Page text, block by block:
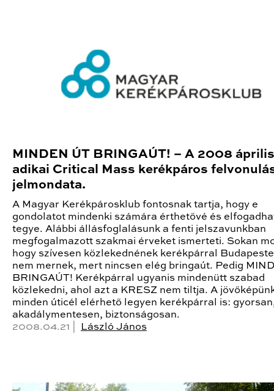
MINDEN ÚT BRINGAÚT! – A 2008
adikai Critical Mass kerékpáros
jelmondata.
A Magyar Kerékpárosklub fontosnak tartja, hogy e
gondolatot mindenki számára érthetővé és
tegye. Alábbi állásfoglalásunk a fenti jelszavunkban
megfogalmazott szakmai érveket ismerteti. Sokan
hogy szívesen közlekednének kerékpárral
nem mernek, mert nincsen elég bringaút. Pedig
BRINGAÚT! Kerékpárral ugyanis mindenütt szabad
közlekedni, ahol azt a KRESZ nem tiltja. A
minden úticél elérhető legyen kerékpárral is:
akadálymentesen, biztonságosan.
2008.04.21 |
László János